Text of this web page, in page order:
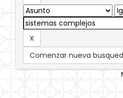
Comenzar nueva